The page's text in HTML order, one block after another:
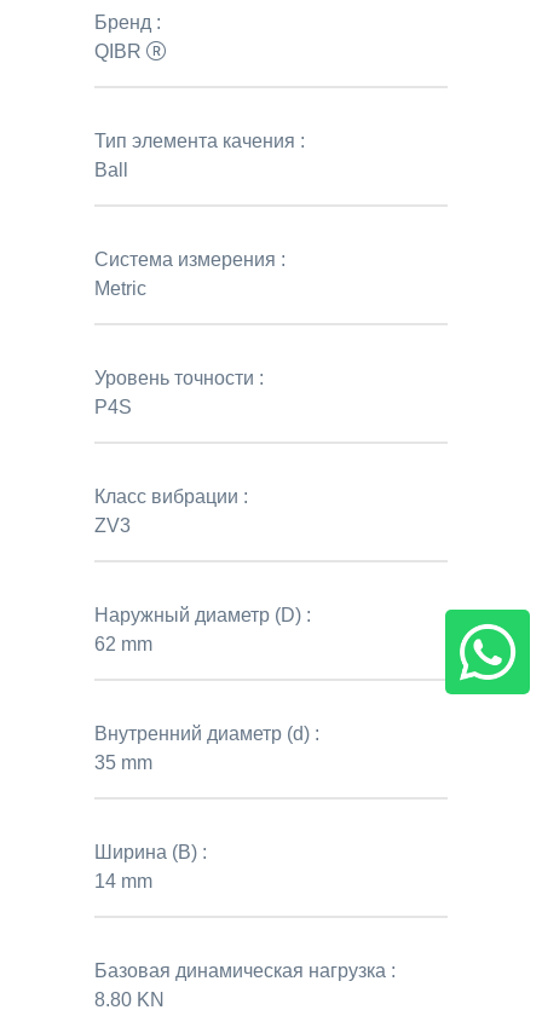
Бренд :
QIBR
Тип элемента качения :
Ball
Система измерения :
Metric
Уровень точности :
P4S
Класс вибрации :
ZV3
Наружный диаметр (D) :
62 mm
Внутренний диаметр (d) :
35 mm
Ширина (B) :
14 mm
Базовая динамическая нагрузка :
8.80 KN